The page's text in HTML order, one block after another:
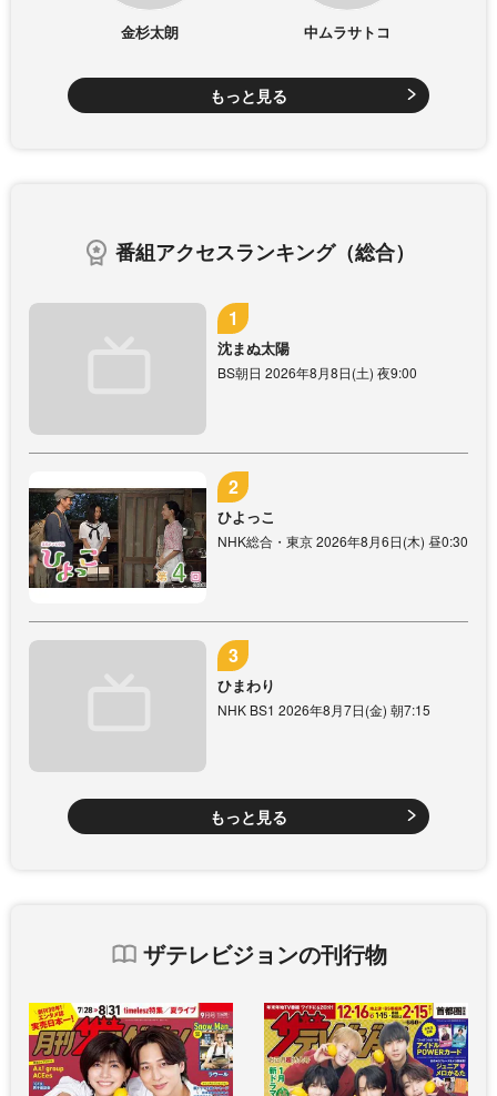
金杉太朗 中ムラサトコ
もっと見る
番組アクセスランキング（総合）
沈まぬ太陽
BS朝日 2026年8月8日(土) 夜9:00
ひよっこ
NHK総合・東京 2026年8月6日(木) 昼0:30
ひまわり
NHK BS1 2026年8月7日(金) 朝7:15
もっと見る
ザテレビジョンの刊行物